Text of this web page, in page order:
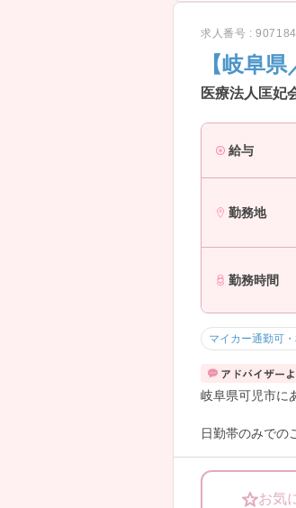
求人番号 :
【岐阜
医療法人匡妃
給与
勤務地
勤務時間
マイカー通勤可
岐阜県可児市に
日勤帯のみでの
ご興味をお持ち
お気